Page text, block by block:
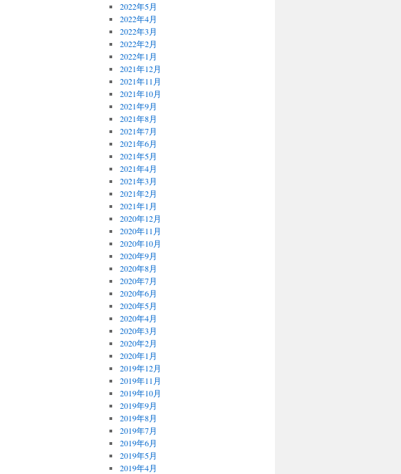
2022年5月
2022年4月
2022年3月
2022年2月
2022年1月
2021年12月
2021年11月
2021年10月
2021年9月
2021年8月
2021年7月
2021年6月
2021年5月
2021年4月
2021年3月
2021年2月
2021年1月
2020年12月
2020年11月
2020年10月
2020年9月
2020年8月
2020年7月
2020年6月
2020年5月
2020年4月
2020年3月
2020年2月
2020年1月
2019年12月
2019年11月
2019年10月
2019年9月
2019年8月
2019年7月
2019年6月
2019年5月
2019年4月